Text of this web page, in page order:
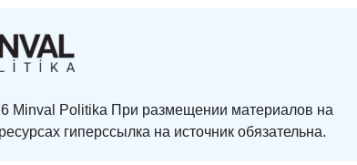
Minval Politika При размещении материалов на
гиперссылка на источник обязательна.